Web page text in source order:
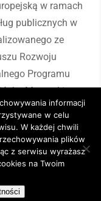
w ramach
publicznych w
ze
Rozwoju
Programu
Mazurskiego
Kościelny
informacji
w celu
W każdej chwili
plików
z serwisu wyrażasz
na Twoim